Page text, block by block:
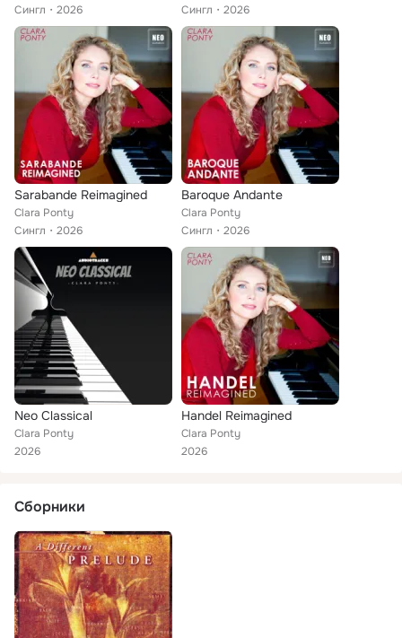
Сингл
2026
Сингл
2026
Sarabande Reimagined
Clara Ponty
Сингл
2026
Baroque Andante
Clara Ponty
Сингл
2026
Neo Classical
Clara Ponty
2026
Handel Reimagined
Clara Ponty
2026
Сборники